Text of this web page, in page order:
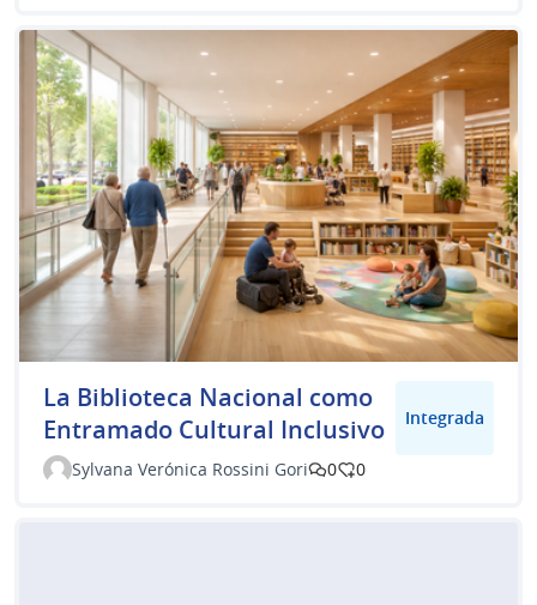
La Biblioteca Nacional como
Entramado Cultural Inclusivo
Integrada
Sylvana Verónica Rossini Gori 0 0